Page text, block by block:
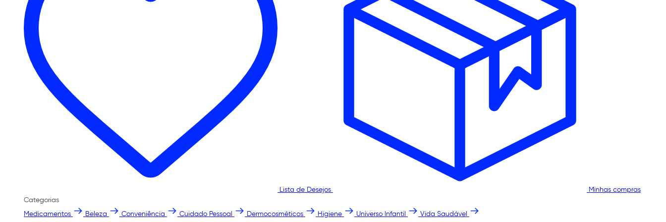
Lista de Desejos
Minhas compras
Categorias
Medicamentos
Beleza Conveniência Cuidado Pessoal Dermocosméticos Higiene Universo Infantil Vida Saudável